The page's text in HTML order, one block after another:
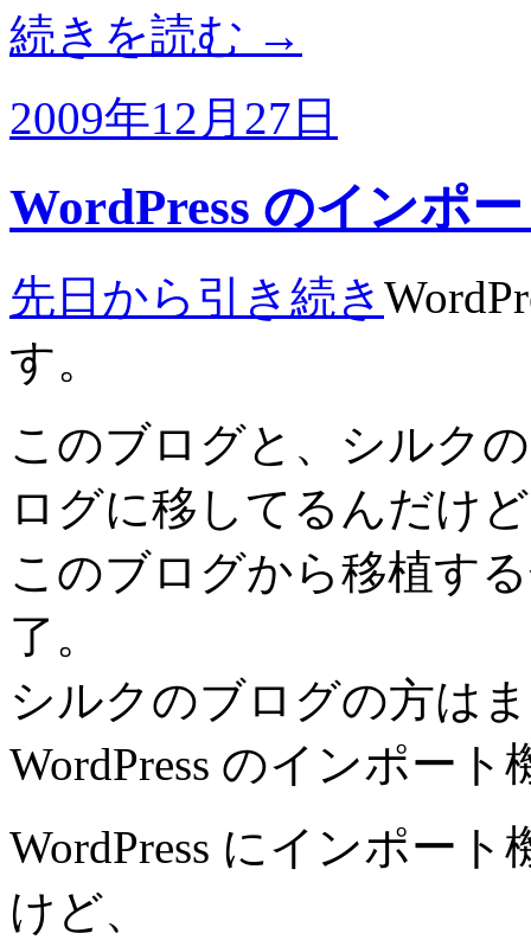
続きを読む →
2009年12月27日
WordPress のインポ
先日から引き続き
す。
このブログと、シルク
ログに移してるんだけ
このブログから移植す
了。
シルクのブログの方は
WordPress のインポー
WordPress にインポー
けど、